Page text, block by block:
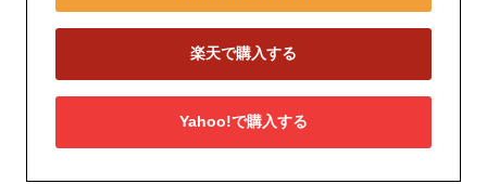
楽天で購入する
Yahoo!で購入する